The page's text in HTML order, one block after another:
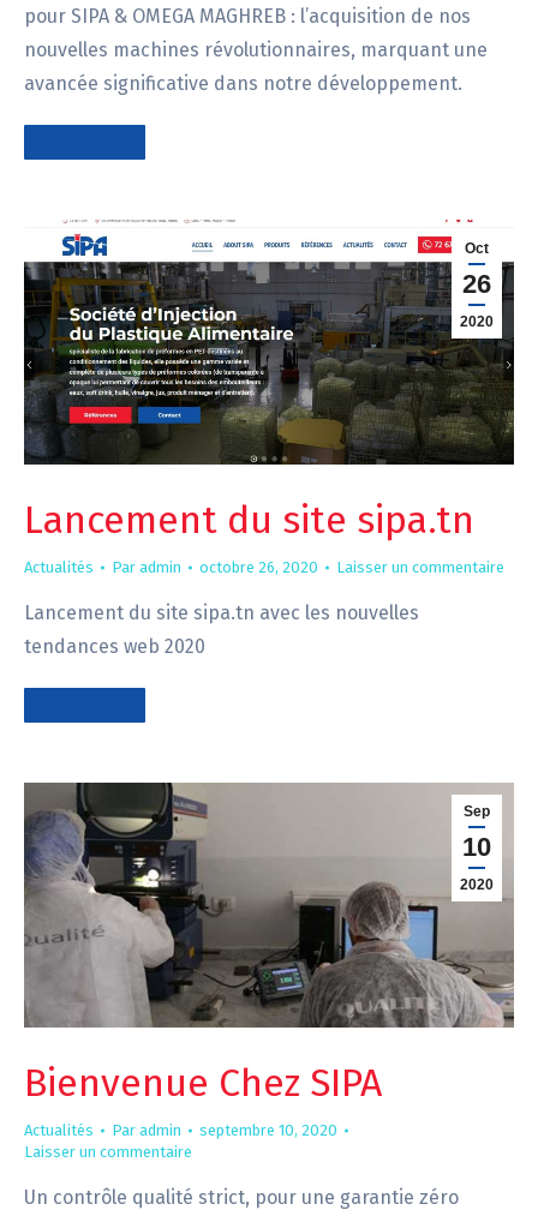
pour SIPA & OMEGA MAGHREB : l’acquisition de nos
nouvelles machines révolutionnaires, marquant une
avancée significative dans notre développement.
Oct
26
2020
Lancement du site sipa.tn
Actualités Par admin octobre 26, 2020 Laisser un commentaire
Lancement du site sipa.tn avec les nouvelles
tendances web 2020
Sep
10
2020
Bienvenue Chez SIPA
Actualités Par admin
septembre 10, 2020
Laisser un commentaire
Un contrôle qualité strict, pour une garantie zéro